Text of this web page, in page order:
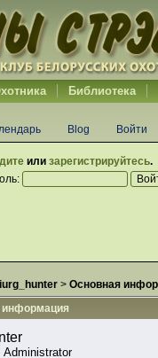
Библиотека
Blog Войти
или зарегистрируйтесь.
> Основная
информация